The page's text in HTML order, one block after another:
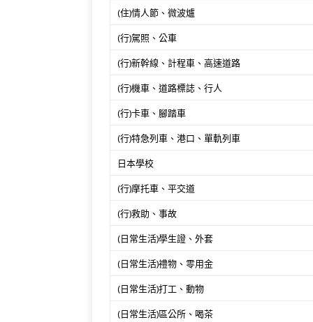
(住)情人節、微波爐
(行)駕照、公車
(行)新幹線、計程車、高速道路
(行)機車、道路標誌、行人
(行)卡車、腳踏車
(行)特急列車、港口、單軌列車
日本學校
(行)摩托車、平交道
(行)救助、事故
(日常生活)學生證、外套
(日常生活)禮物、零用金
(日常生活)打工、動物
(日常生活)區公所、喝茶